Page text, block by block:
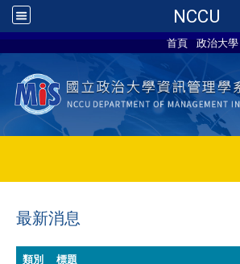
NCCU
首頁 政治大學
最新消息
類別 標題